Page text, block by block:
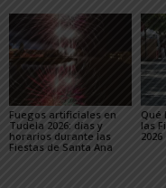
Fuegos artificiales en
Tudela 2026: días y
horarios durante las
Fiestas de Santa Ana
Qué
las
2026